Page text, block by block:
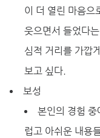
이 더 열린 마음으
웃으면서 들었다
심적 거리를 가깝
보고 싶다.
보성
본인의 경험
럽고 아쉬운 내용